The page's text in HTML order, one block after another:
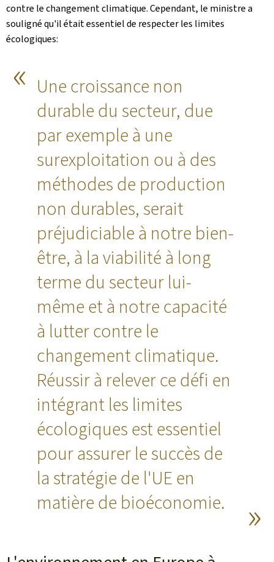
contre le changement climatique. Cependant, le ministre a
souligné qu'il était essentiel de respecter les limites
écologiques:
Une croissance non
durable du secteur, due
par exemple à une
surexploitation ou à des
méthodes de production
non durables, serait
préjudiciable à notre bien-
être, à la viabilité à long
terme du secteur lui-
même et à notre capacité
à lutter contre le
changement climatique.
Réussir à relever ce défi en
intégrant les limites
écologiques est essentiel
pour assurer le succès de
la stratégie de l'UE en
matière de bioéconomie.